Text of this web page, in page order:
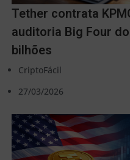
Tether contrata
auditoria Big Four do
bilhões
CriptoFácil
27/03/2026